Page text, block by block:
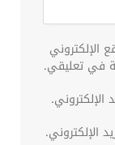
الإلكتروني
في تعليقي.
الإلكتروني.
الإلكتروني.